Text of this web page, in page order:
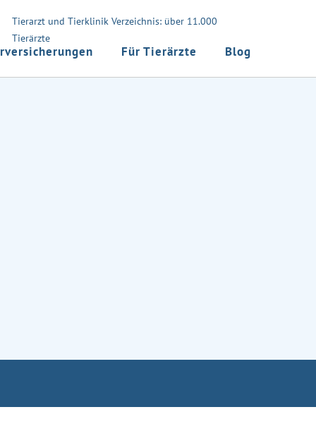
Tierarzt und Tierklinik Verzeichnis: über 11.000
Tierärzte
Für Tierärzte Blog